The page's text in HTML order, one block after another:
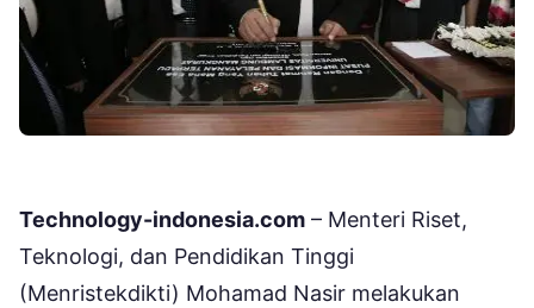
Technology-indonesia.com – Menteri Riset,
Teknologi, dan Pendidikan Tinggi
(Menristekdikti) Mohamad Nasir melakukan